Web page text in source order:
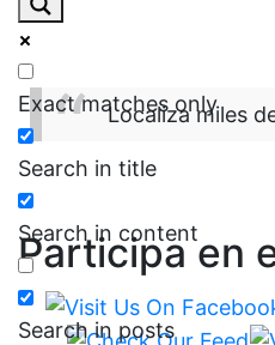
Exact matches only
Search in title
Search in content
Search in posts
Localiza miles
Participa en